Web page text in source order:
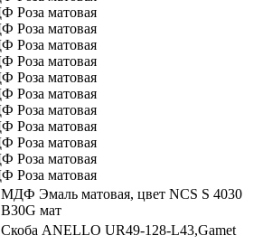
МДФ Эмаль матовая, цвет NCS S 4030
B30G мат
Скоба ANELLO UR49-128-L43,Gamet